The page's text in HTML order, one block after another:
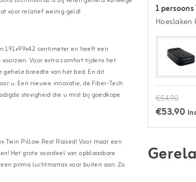
voor relatief weinig geld!
191x99x42 centimeter en heeft een
Voor extra comfort tijdens het
breedte van het bed. En dit
u. Een nieuwe innovatie, de Fiber-Tech
stevigheid die u mist bij goedkope
Twin Pillow Rest Raised! Voor maar een
Het grote voordeel van opblaasbare
prima luchtmatras voor buiten aan. Zo
1
€54,90
€53,90